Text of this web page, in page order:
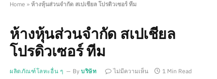
Home » ห้างหุ้นส่วนจำกัด สเปเชียล โปรดิวเซอร์ ทีม
ห้างหุ้นส่วนจำกัด สเปเชียล
โปรดิวเซอร์ ทีม
ผลิตภัณฑ์โลหะอื่น ๆ By บริษัท ไม่มีความเห็น 1 Min Read